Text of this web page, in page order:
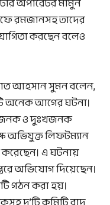
রমজানসহ তাদের
করছেন বলেও
আহসান সুমন বলেন,
অনেক আগের ঘটনা।
ও দুঃখজনক
অভিযুক্ত লিফটম্যান
এ ঘটনায়
অভিযোগ দিয়েছেন।
গঠন করা হয়।